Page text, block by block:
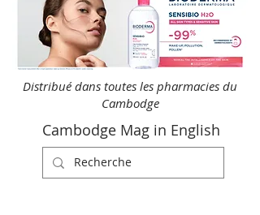
Distribué dans toutes les pharmacies du
Cambodge
Cambodge Mag in English